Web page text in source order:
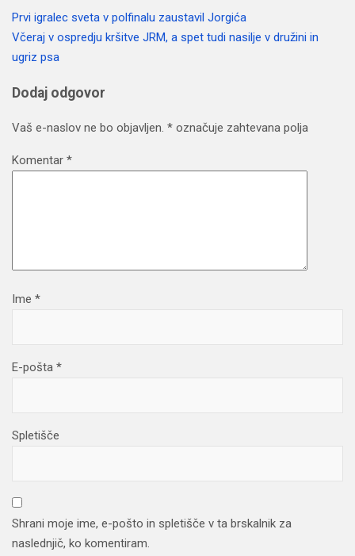
Navigacija
prispevka
Prvi igralec sveta v polfinalu zaustavil Jorgića
Včeraj v ospredju kršitve JRM, a spet tudi nasilje v družini in
ugriz psa
Dodaj odgovor
Vaš e-naslov ne bo objavljen. * označuje zahtevana polja
Komentar *
Ime *
E-pošta *
Spletišče
Shrani moje ime, e-pošto in spletišče v ta brskalnik za
naslednjič, ko komentiram.